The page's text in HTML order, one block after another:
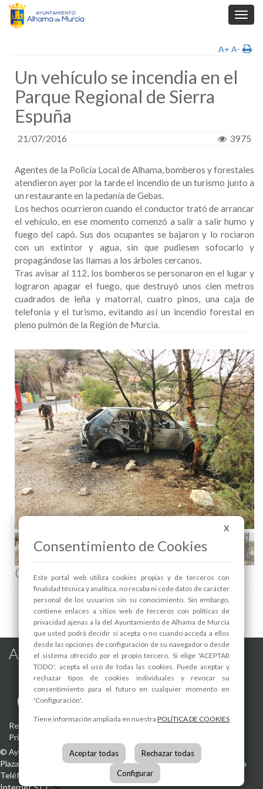
A+ A-
Un vehículo se incendia en el
Parque Regional de Sierra
Espuña
21/07/2016 3975
Agentes de la Policía Local de Alhama, bomberos y forestales
atendieron ayer por la tarde el incendio de un turismo junto a
un restaurante en la pedanía de Gebas.
Los hechos ocurrieron cuando el conductor trató de arrancar
el vehículo, en ese momento comenzó a salir a salir humo y
fuego del capó. Sus dos ocupantes se bajaron y lo rociaron
con un extintor y agua, sin que pudiesen sofocarlo y
propagándose las llamas a los árboles cercanos.
Tras avisar al 112, los bomberos se personaron en el lugar y
lograron apagar el fuego, que destruyó unos cien metros
cuadrados de leña y matorral, cuatro pinos, una caja de
telefonía y el turismo, evitando así un incendio forestal en
pleno pulmón de la Región de Murcia.
Comenta esta noticia en Facebook
Alhama de Murcia en las Redes
Registro de actividades de tratamiento -Aviso Legal-Política de
Privacidad
© Ayuntamiento de Alhama de Murcia
Plaza de la Constitución, 130840 Alhama de Murcia(Murcia)
España
Teléfono:
info@alhamademurcia.es
X
Consentimiento de Cookies
Este portal web utiliza cookies propias y de terceros con
finalidad técnica y analítica, no recaba ni cede datos de carácter
personal de los usuarios sin su conocimiento. Sin embargo,
contiene enlaces a sitios web de terceros con políticas de
privacidad ajenas a la del Ayuntamiento de Alhama de Murcia
que usted podrá decidir si acepta o no cuando acceda a ellos
desde las opciones de configuración de su navegador o desde
el sistema ofrecido por el propio tercero. Si elige 'ACEPTAR
TODO', acepta el uso de todas las cookies. Puede aceptar y
rechazar tipos de cookies individuales y revocar su
consentimiento para el futuro en cualquier momento en
'Configuración'.
Tiene información ampliada en nuestra POLÍTICA DE COOKIES
Aceptar todas Rechazar todas
Configurar